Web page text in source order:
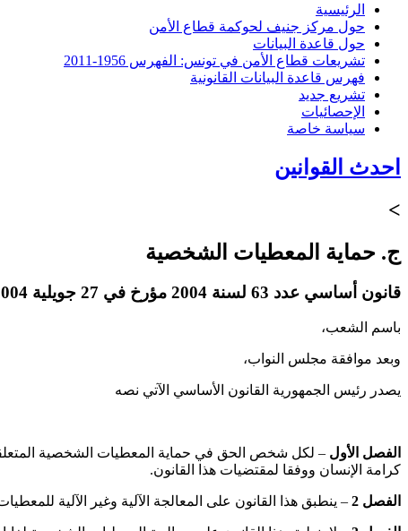
الرئيسية
حول مركز جنيف لحوكمة قطاع الأمن
حول قاعدة البيانات
تشريعات قطاع الأمن في تونس: الفهرس 1956-2011
فهرس قاعدة البيانات القانونية
تشريع جديد
الإحصائيات
سياسة خاصة
احدث القوانين
>
ج. حماية المعطيات الشخصية
قانون أساسي عدد 63 لسنة 2004 مؤرخ في 27 جويلية 2004 يتعلق بحماية المعطيات الشخصية
باسم الشعب،
وبعد موافقة مجلس النواب،
يصدر رئيس الجمهورية القانون الأساسي الآتي نصه
الفصل الأول – لكل شخص الحق في حماية المعطيات الشخصية المتعلقة
كرامة الإنسان ووفقا لمقتضيات هذا القانون.
الفصل 2 – ينطبق هذا القانون على المعالجة الآلية وغير الآلية